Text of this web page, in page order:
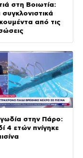
στη Βοιωτία:
από τις
στην Πάρο:
4 ετών πνίγηκε